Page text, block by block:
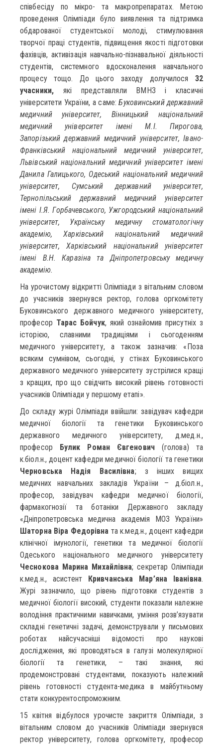
співбесіду по мікро- та макропрепаратах. Метою
проведення Олімпіади було виявлення та підтримка
обдарованої студентської молоді, стимулювання
творчої праці студентів, підвищення якості підготовки
фахівців, активізація навчально-пізнавальної діяльності
студентів, системного вдосконалення навчального
процесу тощо. До цього заходу долучилося 32
учасники,які представляли ВМНЗ і класичні
університети України, а саме: Буковинський державний
медичний університет, Вінницький національний
медичний університет імені М.І. Пирогова,
Запорізький державний медичний університет, Івано-
Франківський національний медичний університет,
Львівський національний медичний університет імені
Данила Галицького, Одеський національний медичний
університет, Сумський державний університет,
Тернопільський державний медичний університет
імені І.Я. Горбачевського, Ужгородський національний
університет, Українську медичну стоматологічну
академію, Харківський національний медичний
університет, Харківський національний університет
імені В.Н. Каразіна та Дніпропетровську медичну
академію.
На урочистому відкритті Олімпіади з вітальним словом
до учасників звернувся ректор, голова оргкомітету
Буковинського державного медичного університету,
професор Тарас Бойчук, який ознайомив присутніх з
історією, славними традиціями і сьогоденням
медичного університету, а також зазначив: «Поза
всяким сумнівом, сьогодні, у стінах Буковинського
державного медичного університету зустрілися кращі
з кращих, про що свідчить високий рівень готовності
учасників Олімпіади у першому етапі».
До складу журі Олімпіади ввійшли: завідувач кафедри
медичної біології та генетики Буковинського
державного медичного університету, д.мед.н.,
професор Булик Роман Євгенович(голова) та
к.біол.н., доцент кафедри медичної біології та генетики
Черновська Надія Василівна; з інших вищих
медичних навчальних закладів України – д.біол.н.,
професор, завідувач кафедри медичної біології,
фармакогнозії та ботаніки Державного закладу
«Дніпропетровська медична академія МОЗ України»
Шаторна Віра Федорівна та к.мед.н., доцент кафедри
клінічної імунології, генетики та медичної біології
Одеського національного медичного університету
Чеснокова Марина Михайлівна; секретар Олімпіади
к.мед.н., асистент Кривчанська Мар’яна Іванівна.
Журі зазначило, що рівень підготовки студентів з
медичної біології високий, студенти показали належне
володіння практичними навичками, уміння розв’язувати
складні генетичні задачі, демонстрували у письмових
роботах найсучасніші відомості про наукові
дослідження, які проводяться в галузі молекулярної
біології та генетики, – такі знання, які
продемонстровані студентами, показують належний
рівень готовності студента-медика в майбутньому
стати конкурентоспроможним.
15 квітня відбулося урочисте закриття Олімпіади, з
вітальним словом до учасників Олімпіади звернувся
ректор університету, голова оргкомітету, професор